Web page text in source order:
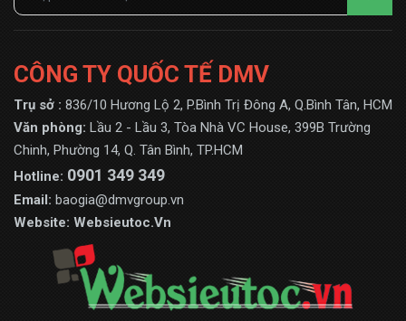
CÔNG TY QUỐC TẾ DMV
Trụ sở : 836/10 Hương Lộ 2, P.Bình Trị Đông A, Q.Bình Tân, HCM
Văn phòng: Lầu 2 - Lầu 3, Tòa Nhà VC House, 399B Trường
Chinh, Phường 14, Q. Tân Bình, TP.HCM
Hotline: 0901 349 349
Email: baogia@dmvgroup.vn
Website: Websieutoc.Vn